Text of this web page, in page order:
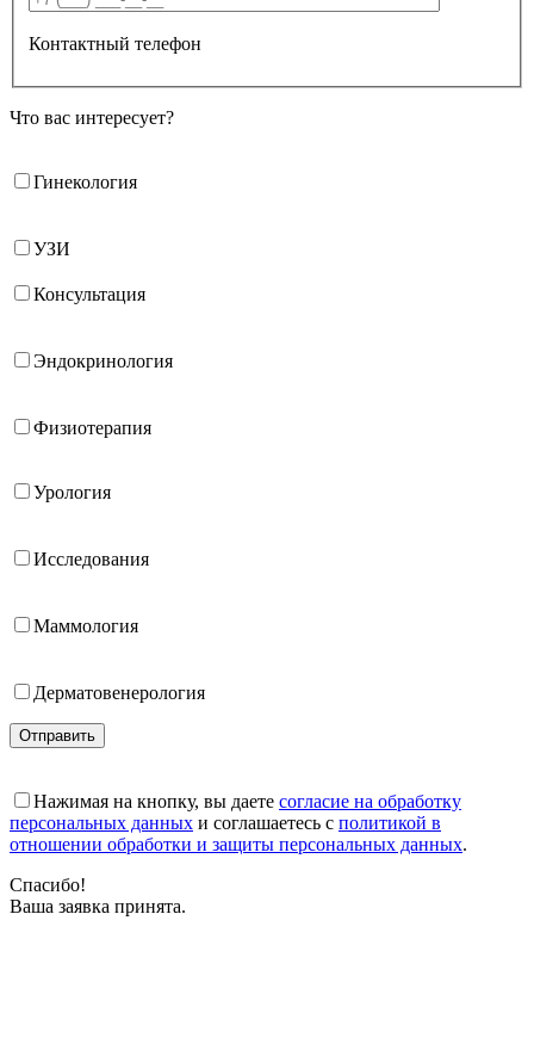
Контактный телефон
Что вас интересует?
Гинекология
УЗИ
Консультация
Эндокринология
Физиотерапия
Урология
Исследования
Маммология
Дерматовенерология
Отправить
Нажимая на кнопку, вы даете согласие на обработку
персональных данных и соглашаетесь с политикой в
отношении обработки и защиты персональных данных.
Спасибо!
Ваша заявка принята.